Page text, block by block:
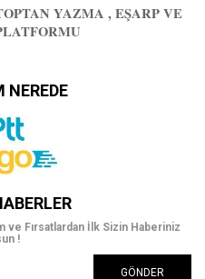
YAZMA , EŞARP VE
NEREDE
ve Fırsatlardan İlk Sizin Haberiniz
!
GÖNDER